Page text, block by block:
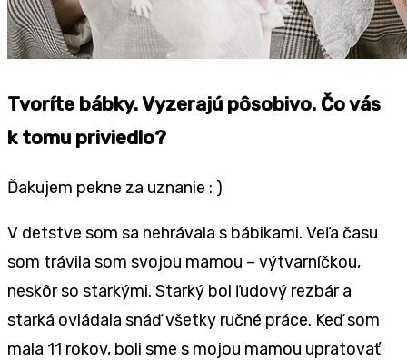
Tvoríte bábky. Vyzerajú pôsobivo. Čo vás
k tomu priviedlo?
Ďakujem pekne za uznanie : )
V detstve som sa nehrávala s bábikami. Veľa času
som trávila som svojou mamou – výtvarníčkou,
neskôr so starkými. Starký bol ľudový rezbár a
starká ovládala snáď všetky ručné práce. Keď som
mala 11 rokov, boli sme s mojou mamou upratovať